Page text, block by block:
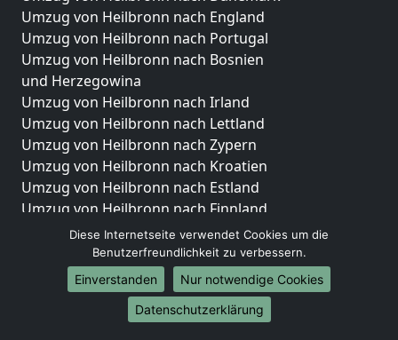
Umzug von Heilbronn nach England
Umzug von Heilbronn nach Portugal
Umzug von Heilbronn nach Bosnien
und Herzegowina
Umzug von Heilbronn nach Irland
Umzug von Heilbronn nach Lettland
Umzug von Heilbronn nach Zypern
Umzug von Heilbronn nach Kroatien
Umzug von Heilbronn nach Estland
Umzug von Heilbronn nach Finnland
Umzug von Heilbronn nach Frankreich
Umzug von Heilbronn nach Griechenland
Umzug von Heilbronn nach Italien
Umzug von Heilbronn nach Liechtenstein
Umzug von Heilbronn nach Luxemburg
Diese Internetseite verwendet Cookies um die
Benutzerfreundlichkeit zu verbessern.
Einverstanden
Nur notwendige Cookies
Datenschutzerklärung